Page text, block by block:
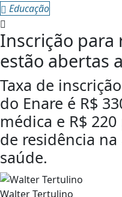
Educação
Inscrição para
estão abertas
Taxa de
do Enare é R$
médica e R$
de residência
saúde.
Walter Tertulino